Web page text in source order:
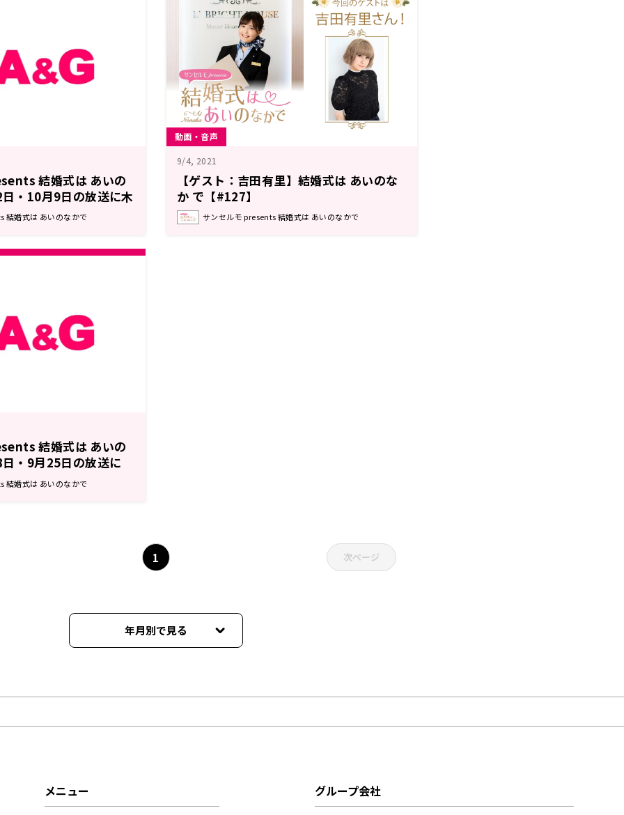
結婚式は あいの
・10月9日の放送に木
ィングドレス姿でゲス
結婚式は あいのなかで
動画・音声
9/4, 2021
【ゲスト：吉田有里】結婚式は あいのな
か で【#127】
サンセルモ presents 結婚式は あいのなかで
結婚式は あいの
・9月25日の放送に
ディングドレス姿で
結婚式は あいのなかで
1 次ページ
年月別で見る
2026年02月
メニュー グループ会社